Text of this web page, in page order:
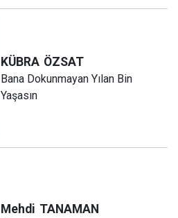
KÜBRA ÖZSAT
Bana Dokunmayan Yılan Bin
Yaşasın
Mehdi TANAMAN